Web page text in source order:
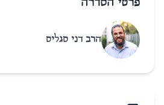
הרב דני סגליס